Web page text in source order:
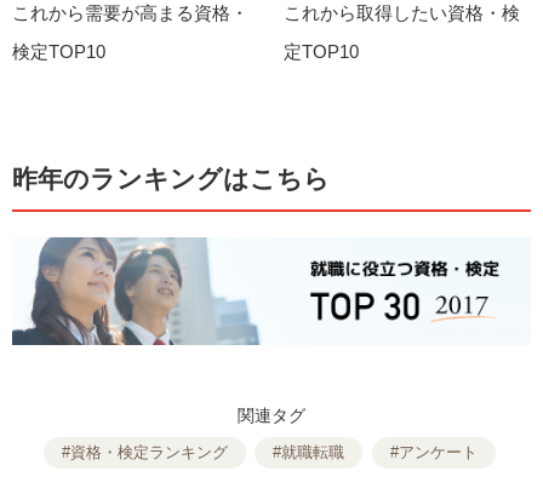
これから需要が高まる資格・
検定TOP10
これから取得したい資格・検
定TOP10
昨年のランキングはこちら
関連タグ
#資格・検定ランキング #就職転職 #アンケート